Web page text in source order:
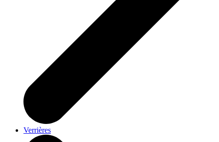
Verrières